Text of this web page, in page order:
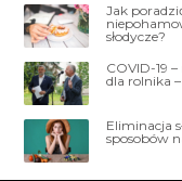
Jak
słodycze?
COVID-19
dla rolnika
Eliminacja
sposobów